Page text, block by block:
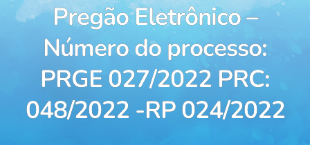
Pregão Eletrônico –
Número do processo:
PRGE 027/2022 PRC:
048/2022 -RP 024/2022